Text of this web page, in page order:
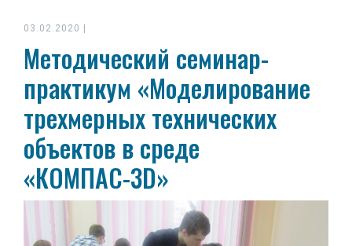
03.02.2020
Методический семинар-
практикум «Моделирование
трехмерных технических
объектов в среде
«КОМПАС-3D»